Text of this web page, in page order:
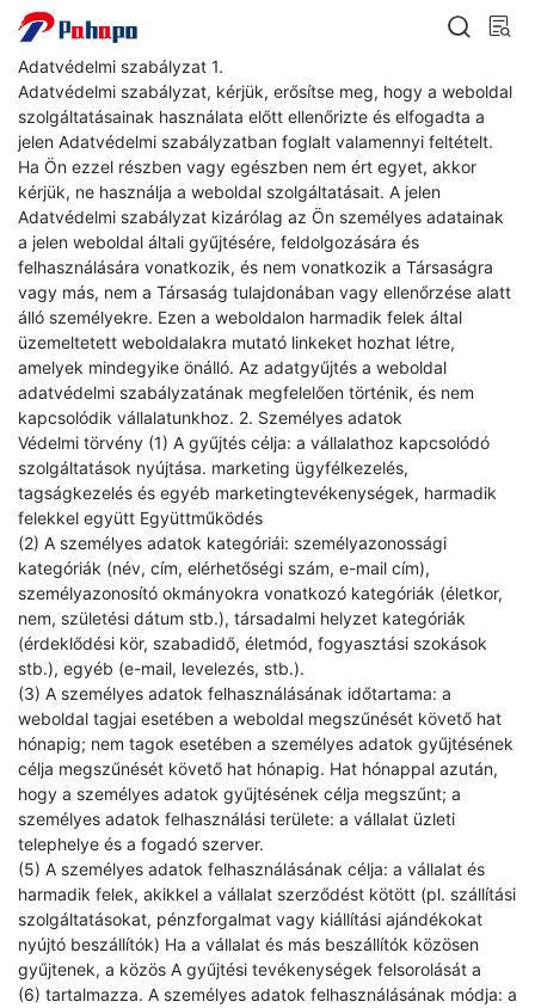
Adatvédelmi szabályzat 1.
Adatvédelmi szabályzat, kérjük, erősítse meg, hogy a weboldal
szolgáltatásainak használata előtt ellenőrizte és elfogadta a
jelen Adatvédelmi szabályzatban foglalt valamennyi feltételt.
Ha Ön ezzel részben vagy egészben nem ért egyet, akkor
kérjük, ne használja a weboldal szolgáltatásait. A jelen
Adatvédelmi szabályzat kizárólag az Ön személyes adatainak
a jelen weboldal általi gyűjtésére, feldolgozására és
felhasználására vonatkozik, és nem vonatkozik a Társaságra
vagy más, nem a Társaság tulajdonában vagy ellenőrzése alatt
álló személyekre. Ezen a weboldalon harmadik felek által
üzemeltetett weboldalakra mutató linkeket hozhat létre,
amelyek mindegyike önálló. Az adatgyűjtés a weboldal
adatvédelmi szabályzatának megfelelően történik, és nem
kapcsolódik vállalatunkhoz. 2. Személyes adatok
Védelmi törvény (1) A gyűjtés célja: a vállalathoz kapcsolódó
szolgáltatások nyújtása. marketing ügyfélkezelés,
tagságkezelés és egyéb marketingtevékenységek, harmadik
felekkel együtt Együttműködés
(2) A személyes adatok kategóriái: személyazonossági
kategóriák (név, cím, elérhetőségi szám, e-mail cím),
személyazonosító okmányokra vonatkozó kategóriák (életkor,
nem, születési dátum stb.), társadalmi helyzet kategóriák
(érdeklődési kör, szabadidő, életmód, fogyasztási szokások
stb.), egyéb (e-mail, levelezés, stb.).
(3) A személyes adatok felhasználásának időtartama: a
weboldal tagjai esetében a weboldal megszűnését követő hat
hónapig; nem tagok esetében a személyes adatok gyűjtésének
célja megszűnését követő hat hónapig. Hat hónappal azután,
hogy a személyes adatok gyűjtésének célja megszűnt; a
személyes adatok felhasználási területe: a vállalat üzleti
telephelye és a fogadó szerver.
(5) A személyes adatok felhasználásának célja: a vállalat és
harmadik felek, akikkel a vállalat szerződést kötött (pl. szállítási
szolgáltatásokat, pénzforgalmat vagy kiállítási ajándékokat
nyújtó beszállítók) Ha a vállalat és más beszállítók közösen
gyűjtenek, a közös A gyűjtési tevékenységek felsorolását a
(6) tartalmazza. A személyes adatok felhasználásának módja: a